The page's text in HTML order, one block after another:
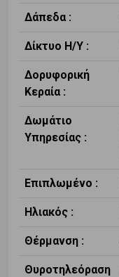
Δάπεδα :
Δίκτυο Η/Υ :
Δορυφορική
Κεραία :
Δωμάτιο
Υπηρεσίας :
Επιπλωμένο :
Ηλιακός :
Θέρμανση :
Θυροτηλεόραση